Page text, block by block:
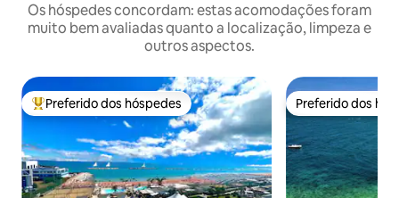
Os hóspedes concordam: estas acomodações foram
muito bem avaliadas quanto a localização, limpeza e
outros aspectos.
Entre os melhores preferidos dos hóspedes
Preferido dos hóspedes Preferido dos
Preferido dos